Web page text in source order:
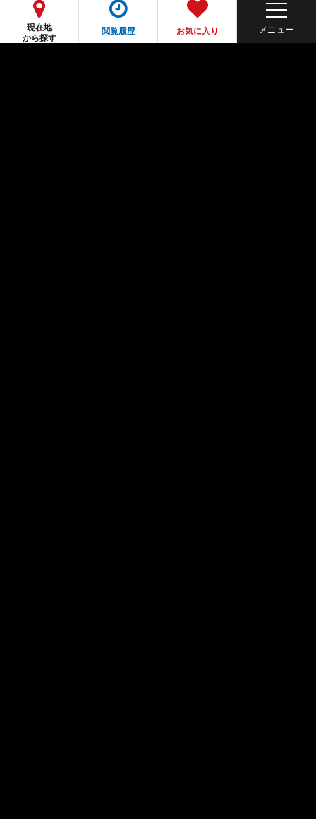
現在地
から探す
閲覧履歴 お気に入り